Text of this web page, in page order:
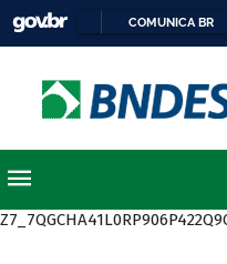
COMUNICA BR